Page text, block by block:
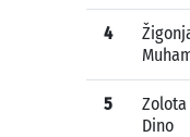
4
5
Zolota
Dino